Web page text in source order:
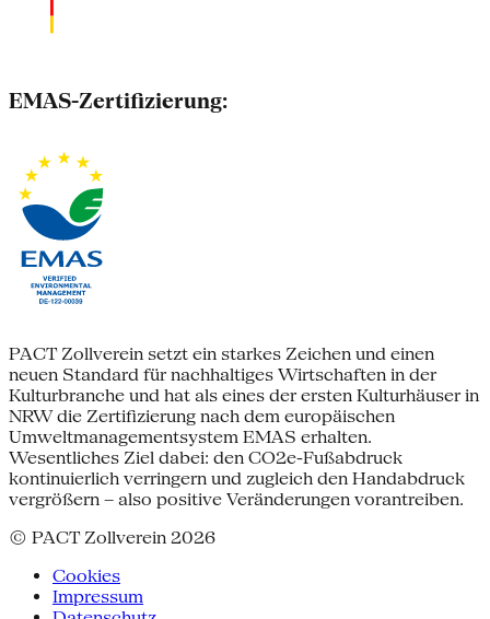
EMAS-Zertifizierung:
PACT Zollverein setzt ein starkes Zeichen und einen
neuen Standard für nachhaltiges Wirtschaften in der
Kulturbranche und hat als eines der ersten Kulturhäuser in
NRW die Zertifizierung nach dem europäischen
Umweltmanagementsystem EMAS erhalten.
Wesentliches Ziel dabei: den CO2e-Fußabdruck
kontinuierlich verringern und zugleich den Handabdruck
vergrößern – also positive Veränderungen vorantreiben.
© PACT Zollverein 2026
Cookies
Impressum